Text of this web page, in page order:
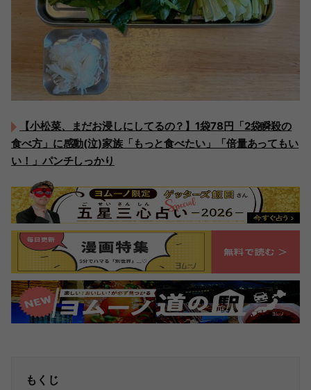
【小松菜、まだお浸しにしてるの？】1袋78円「2袋瞬殺の
食べ方」に感動(泣)家族「もっと食べたい」「倍量あってもい
い！」パンチしっかり
もくじ